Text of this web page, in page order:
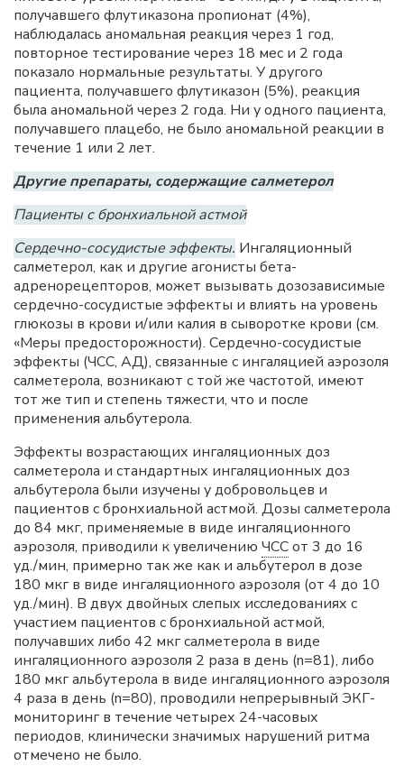
получавшего флутиказона пропионат (4%),
наблюдалась аномальная реакция через 1 год,
повторное тестирование через 18 мес и 2 года
показало нормальные результаты. У другого
пациента, получавшего флутиказон (5%), реакция
была аномальной через 2 года. Ни у одного пациента,
получавшего плацебо, не было аномальной реакции в
течение 1 или 2 лет.
Другие препараты, содержащие салметерол
Пациенты с бронхиальной астмой
Сердечно-сосудистые эффекты. Ингаляционный
салметерол, как и другие агонисты бета-
адренорецепторов, может вызывать дозозависимые
сердечно-сосудистые эффекты и влиять на уровень
глюкозы в крови и/или калия в сыворотке крови (см.
«Меры предосторожности). Сердечно-сосудистые
эффекты (ЧСС, АД), связанные с ингаляцией аэрозоля
салметерола, возникают с той же частотой, имеют
тот же тип и степень тяжести, что и после
применения альбутерола.
Эффекты возрастающих ингаляционных доз
салметерола и стандартных ингаляционных доз
альбутерола были изучены у добровольцев и
пациентов с бронхиальной астмой. Дозы салметерола
до 84 мкг, применяемые в виде ингаляционного
аэрозоля, приводили к увеличению ЧССот 3 до 16
уд./мин, примерно так же как и альбутерол в дозе
180 мкг в виде ингаляционного аэрозоля (от 4 до 10
уд./мин). В двух двойных слепых исследованиях с
участием пациентов с бронхиальной астмой,
получавших либо 42 мкг салметерола в виде
ингаляционного аэрозоля 2 раза в день (n=81), либо
180 мкг альбутерола в виде ингаляционного аэрозоля
4 раза в день (n=80), проводили непрерывный ЭКГ-
мониторинг в течение четырех 24-часовых
периодов, клинически значимых нарушений ритма
отмечено не было.